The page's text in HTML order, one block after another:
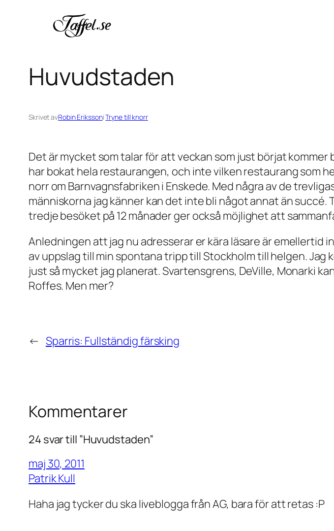
Huvudstaden
Skrivet avRobin ErikssoniTryne till knorr
Det är mycket som talar för att veckan som just börjat
har bokat hela restaurangen, och inte vilken restaurang som
norr om Barnvagnsfabriken i Enskede. Med några av de
människorna jag känner kan det inte bli något annat än
tredje besöket på 12 månader ger också möjlighet att
Anledningen att jag nu adresserar er kära läsare är
av uppslag till min spontana tripp till Stockholm till helgen.
just så mycket jag planerat. Svartensgrens, DeVille, Monarki
Roffes. Men mer?
← Sparris: Fullständig färsking
Kommentarer
24 svar till ”Huvudstaden”
maj 30, 2011
Patrik Kull
Haha jag tycker du ska liveblogga från AG, bara för att retas :P